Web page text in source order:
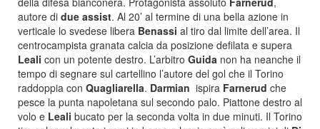
autore di due assist. Al 20’ al termine di una bella azione in
verticale lo svedese libera Benassi al tiro dal limite dell’area. Il
centrocampista granata calcia da posizione defilata e supera
Leali con un potente destro. L’arbitro Guida non ha neanche il
tempo di segnare sul cartellino l’autore del gol che il Torino
raddoppia con Quagliarella. Darmian ispira Farnerud che
pesce la punta napoletana sul secondo palo. Piattone destro al
volo e Leali bucato per la seconda volta in due minuti. Il Torino